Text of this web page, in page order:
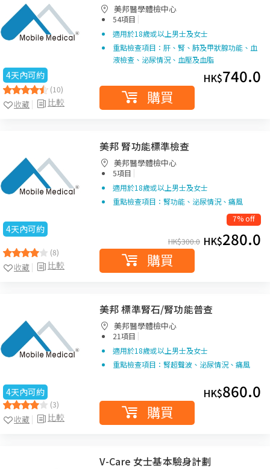
4天內可約
(10)
比較
收藏
美邦醫學體檢中心
54項目 |
適用於18歲或以上男士及女士
重點檢查項目：肝、腎、肺及甲狀腺功能、血
液檢查、泌尿情況、血壓及血脂
HK$740.0
購買
4天內可約
(8)
比較
收藏
美邦 腎功能標準檢查
美邦醫學體檢中心
5項目 |
適用於18歲或以上男士及女士
重點檢查項目：腎功能、泌尿情況、痛風
7% off
HK$300.0 HK$280.0
購買
4天內可約
(3)
比較
收藏
美邦 標準腎石/腎功能普查
美邦醫學體檢中心
21項目 |
適用於18歲或以上男士及女士
重點檢查項目：腎超聲波、泌尿情況、痛風
HK$860.0
購買
V-Care 女士基本驗身計劃